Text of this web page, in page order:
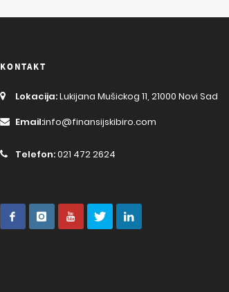
KONTAKT
Lokacija:Lukijana Mušickog 11, 21000 Novi Sad
Email:info@finansijskibiro.com
Telefon:021 472 2624